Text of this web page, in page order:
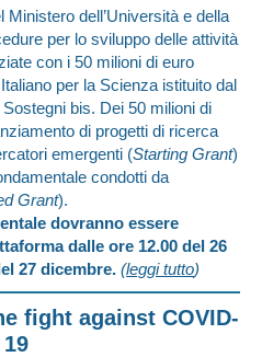
dell’Università e della
per lo sviluppo delle attività
con i 50 milioni di euro
per la Scienza istituito dal
bis. Dei 50 milioni di
di progetti di ricerca
emergenti (Starting Grant)
condotti da
Grant).
dovranno essere
dalle ore 12.00 del 26
27 dicembre. (leggi tutto)
fight against COVID-
19